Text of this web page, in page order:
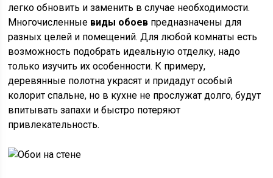
легко обновить и заменить в случае необходимости.
Многочисленные виды обоев предназначены для
разных целей и помещений. Для любой комнаты есть
возможность подобрать идеальную отделку, надо
только изучить их особенности. К примеру,
деревянные полотна украсят и придадут особый
колорит спальне, но в кухне не прослужат долго, будут
впитывать запахи и быстро потеряют
привлекательность.